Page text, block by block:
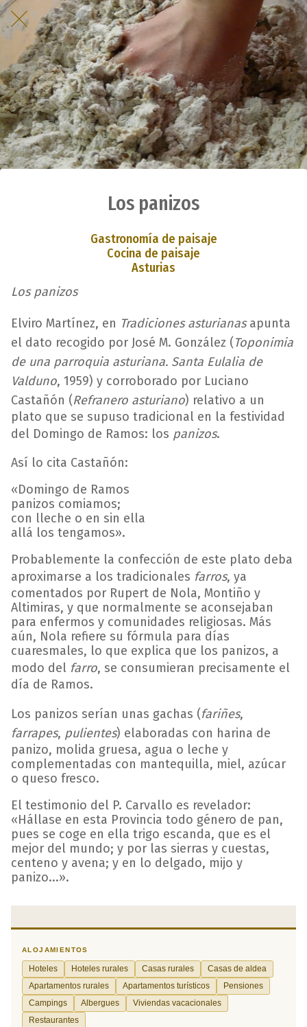
Los panizos
Gastronomía de paisaje
Cocina de paisaje
Asturias
Los panizos
Elviro Martínez, en Tradiciones asturianasapunta
el dato recogido por José M. González (Toponimia
de una parroquia asturiana. Santa Eulalia de
Valduno, 1959) y corroborado por Luciano
Castañón (Refranero asturiano) relativo a un
plato que se supuso tradicional en la festividad
del Domingo de Ramos: los panizos.
Así lo cita Castañón:
«Domingo de Ramos
panizos comiamos;
con lleche o en sin ella
allá los tengamos».
Probablemente la confección de este plato deba
aproximarse a los tradicionales farros, ya
comentados por Rupert de Nola, Montiño y
Altimiras, y que normalmente se aconsejaban
para enfermos y comunidades religiosas. Más
aún, Nola refiere su fórmula para días
cuaresmales, lo que explica que los panizos, a
modo del farro, se consumieran precisamente el
día de Ramos.
Los panizos serían unas gachas (fariñes,
farrapes, pulientes) elaboradas con harina de
panizo, molida gruesa, agua o leche y
complementadas con mantequilla, miel, azúcar
o queso fresco.
El testimonio del P. Carvallo es revelador:
«Hállase en esta Provincia todo género de pan,
pues se coge en ella trigo escanda, que es el
mejor del mundo; y por las sierras y cuestas,
centeno y avena; y en lo delgado, mijo y
panizo...».